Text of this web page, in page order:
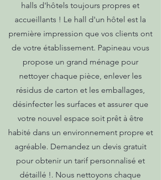
halls d'hôtels toujours propres et
accueillants ! Le hall d'un hôtel est la
première impression que vos clients ont
de votre établissement. Papineau vous
propose un grand ménage pour
nettoyer chaque pièce, enlever les
résidus de carton et les emballages,
désinfecter les surfaces et assurer que
votre nouvel espace soit prêt à être
habité dans un environnement propre et
agréable. Demandez un devis gratuit
pour obtenir un tarif personnalisé et
détaillé !. Nous nettoyons chaque